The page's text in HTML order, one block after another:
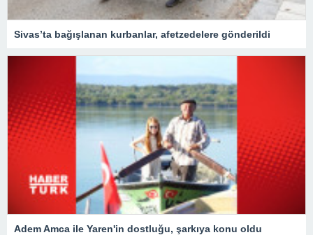
Sivas’ta bağışlanan kurbanlar, afetzedelere gönderildi
Adem Amca ile Yaren'in dostluğu, şarkıya konu oldu